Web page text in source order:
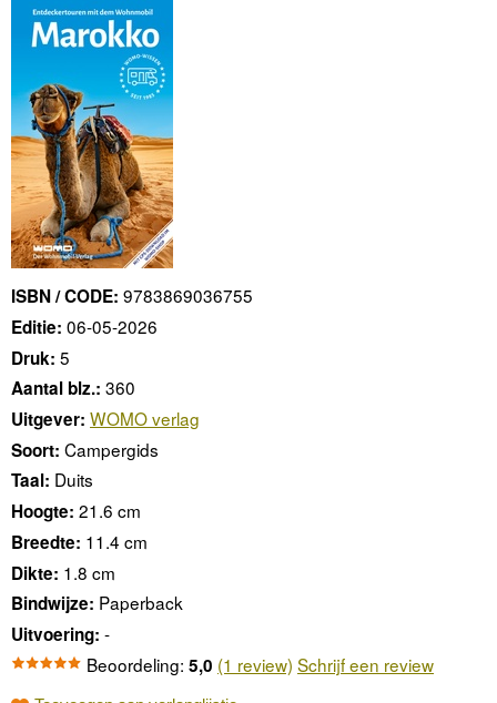
ISBN / CODE: 9783869036755
Editie: 06-05-2026
Druk: 5
Aantal blz.: 360
Uitgever: WOMO verlag
Soort: Campergids
Taal: Duits
Hoogte: 21.6 cm
Breedte: 11.4 cm
Dikte: 1.8 cm
Bindwijze: Paperback
Uitvoering: -
Beoordeling: 5,0 (1 review) Schrijf een review